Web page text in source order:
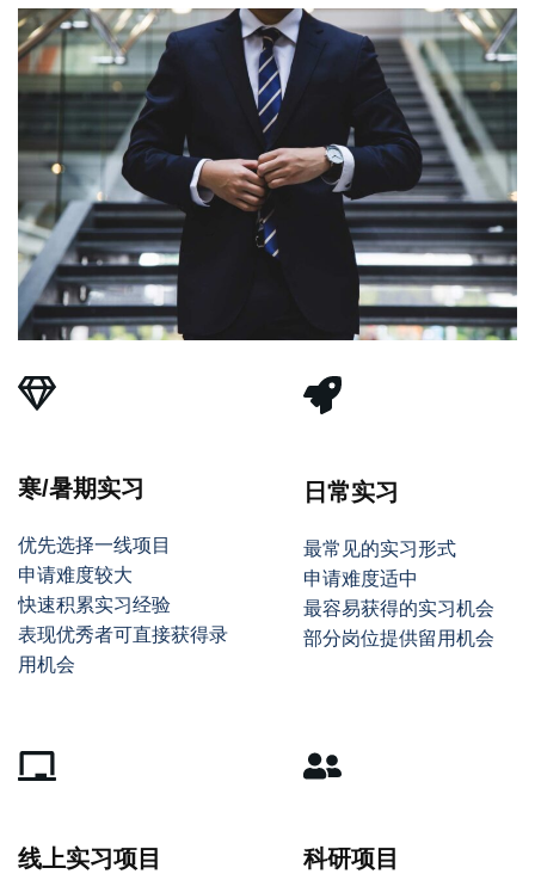
寒/暑期实习
优先选择一线项目
申请难度较大
快速积累实习经验
表现优秀者可直接获得录
用机会
日常实习
最常见的实习形式
申请难度适中
最容易获得的实习机会
部分岗位提供留用机会
线上实习项目 科研项目